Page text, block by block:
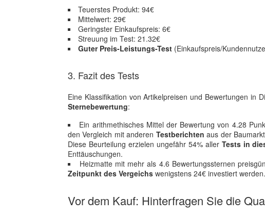
Teuerstes Produkt: 94€
Mittelwert: 29€
Geringster Einkaufspreis: 6€
Streuung im Test: 21.32€
Guter Preis-Leistungs-Test (Einkaufspreis/
3. Fazit des Tests
Eine Klassifikation von Artikelpreisen und Bewertungen
Sternebewertung:
Ein arithmethisches Mittel der Bewertung von 4.28
den Vergleich mit anderen Testberichten aus der
Diese Beurteilung erzielen ungefähr 54% aller Tests in
Enttäuschungen.
Heizmatte mit mehr als 4.6 Bewertungssternen
Zeitpunkt des Vergeichs wenigstens 24€ investiert werden.
Vor dem Kauf: Hinterfragen Sie die